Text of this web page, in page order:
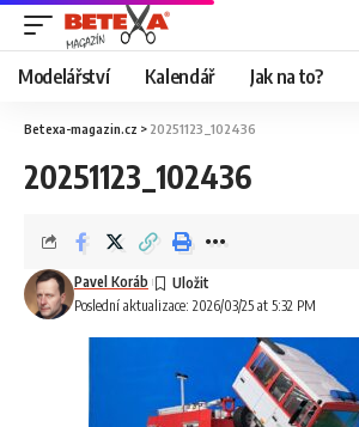
Modelářství Kalendář Jak na to?
Betexa-magazin.cz > 20251123_102436
20251123_102436
Poslední aktualizace: 2026/03/25 at 5:32 PM
Pavel Koráb